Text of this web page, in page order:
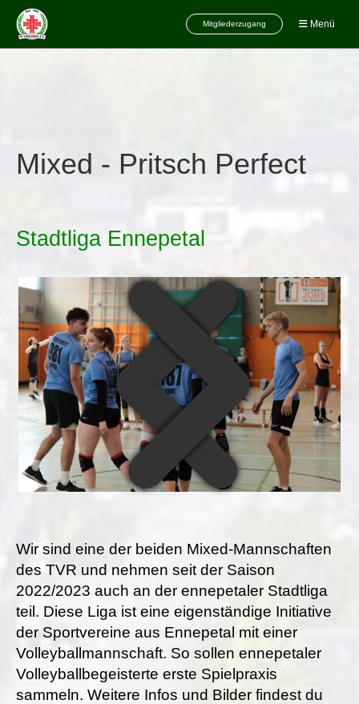
Mitgliederzugang Menü
Mixed - Pritsch Perfect
Stadtliga Ennepetal
Wir sind eine der beiden Mixed-Mannschaften
des TVR und nehmen seit der Saison
2022/2023 auch an der ennepetaler Stadtliga
teil. Diese Liga ist eine eigenständige Initiative
der Sportvereine aus Ennepetal mit einer
Volleyballmannschaft. So sollen ennepetaler
Volleyballbegeisterte erste Spielpraxis
sammeln. Weitere Infos und Bilder findest du